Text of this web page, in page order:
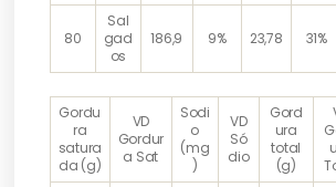
80
Sal
gad
os
186,9 9% 23,78 31%
Gordu
ra
satura
da (g)
VD
Gordur
a Sat
Sodi
o
(mg
)
VD
Só
dio
Gord
ura
total
(g)